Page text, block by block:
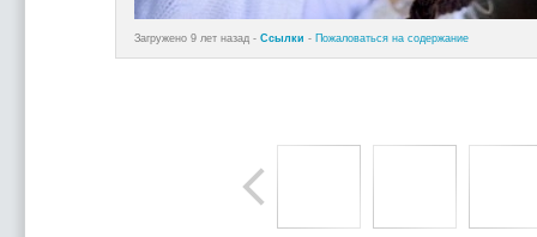
Загружено 9 лет назад - Ссылки - Пожаловаться на содержание